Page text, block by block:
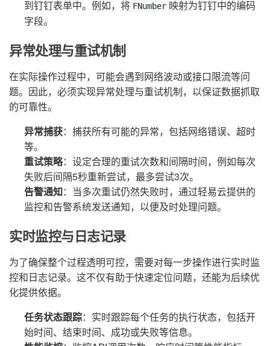
到钉钉表单中。例如，将 FNumber 映射为钉钉中的编码
字段。
异常处理与重试机制
在实际操作过程中，可能会遇到网络波动或接口限流等问
题。因此，必须实现异常处理与重试机制，以保证数据抓取
的可靠性。
异常捕获：捕获所有可能的异常，包括网络错误、超时
等。
重试策略：设定合理的重试次数和间隔时间，例如每次
失败后间隔5秒重新尝试，最多尝试3次。
告警通知：当多次重试仍然失败时，通过轻易云提供的
监控和告警系统发送通知，以便及时处理问题。
实时监控与日志记录
为了确保整个过程透明可控，需要对每一步操作进行实时监
控和日志记录。这不仅有助于快速定位问题，还能为后续优
化提供依据。
任务状态跟踪：实时跟踪每个任务的执行状态，包括开
始时间、结束时间、成功或失败等信息。